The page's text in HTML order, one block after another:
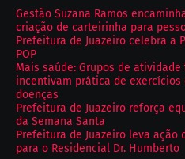
Gestão Suzana Ramos
criação de carteirinha para
Prefeitura de Juazeiro celebra a
POP
Mais saúde: Grupos de
incentivam prática de
doenças
Prefeitura de Juazeiro reforça
da Semana Santa
Prefeitura de Juazeiro leva ação
para o Residencial Dr. Humberto